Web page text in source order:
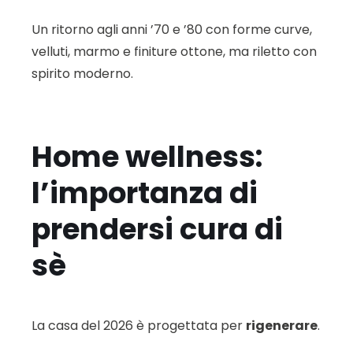
Un ritorno agli anni ’70 e ’80 con forme curve,
velluti, marmo e finiture ottone, ma riletto con
spirito moderno.
Home wellness:
l’importanza di
prendersi cura di
sè
La casa del 2026 è progettata per rigenerare.